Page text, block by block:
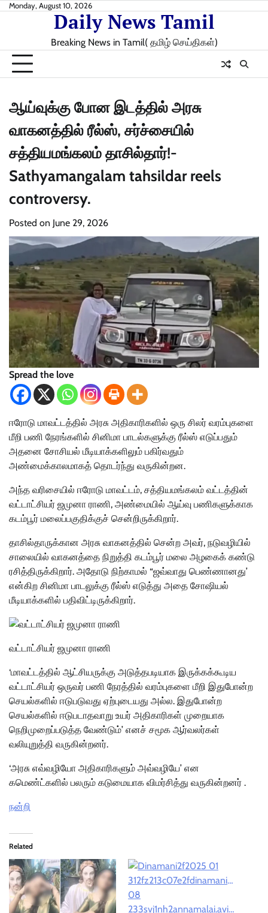
SkipMonday, August 10, 2026
Daily News Tamil
Breaking News in Tamil( தமிழ் செய்திகள்)
ஆய்வுக்கு போன இடத்தில் அரசு
வாகனத்தில் ரீல்ஸ், சர்ச்சையில்
சத்தியமங்கலம் தாசில்தார்!-
Sathyamangalam tahsildar reels
controversy.
Posted on June 29, 2026
Spread the love
ஈரோடு மாவட்டத்தில் அரசு அதிகாரிகளில் ஒரு சிலர் வரம்புகளை
மீறி பணி நேரங்களில் சினிமா பாடல்களுக்கு ரீல்ஸ் எடுப்பதும்
அதனை சோசியல் மீடியாக்களிலும் பகிர்வதும்
அண்மைக்காலமாகத் தொடர்ந்து வருகின்றன.
அந்த வரிசையில் ஈரோடு மாவட்டம், சத்தியமங்கலம் வட்டத்தின்
வட்டாட்சியர் ஜமுனா ராணி, அண்மையில் ஆய்வு பணிகளுக்காக
கடம்பூர் மலைப்பகுதிக்குச் சென்றிருக்கிறார்.
தாசில்தாருக்கான அரசு வாகனத்தில் சென்ற அவர், நடுவழியில்
சாலையில் வாகனத்தை நிறுத்தி கடம்பூர் மலை அழகைக் கண்டு
ரசித்திருக்கிறார். அதோடு நிற்காமல் “ஜவ்வாது பெண்ணானது’
என்கிற சினிமா பாடலுக்கு ரீல்ஸ் எடுத்து அதை சோஷியல்
மீடியாக்களில் பதிவிட்டிருக்கிறார்.
வட்டாட்சியர் ஜமுனா ராணி
‘மாவட்டத்தில் ஆட்சியருக்கு அடுத்தபடியாக இருக்கக்கூடிய
வட்டாட்சியர் ஒருவர் பணி நேரத்தில் வரம்புகளை மீறி இதுபோன்ற
செயல்களில் ஈடுபடுவது ஏற்புடையது அல்ல. இதுபோன்ற
செயல்களில் ஈடுபடாதவாறு உயர் அதிகாரிகள் முறையாக
நெறிமுறைப்படுத்த வேண்டும்’ எனச் சமூக ஆர்வலர்கள்
வலியுறுத்தி வருகின்றனர்.
‘அரசு எவ்வழியோ அதிகாரிகளும் அவ்வழியே’ என
கமெண்ட்களில் பலரும் கடுமையாக விமர்சித்து வருகின்றனர் ‌.
நன்றி
Related